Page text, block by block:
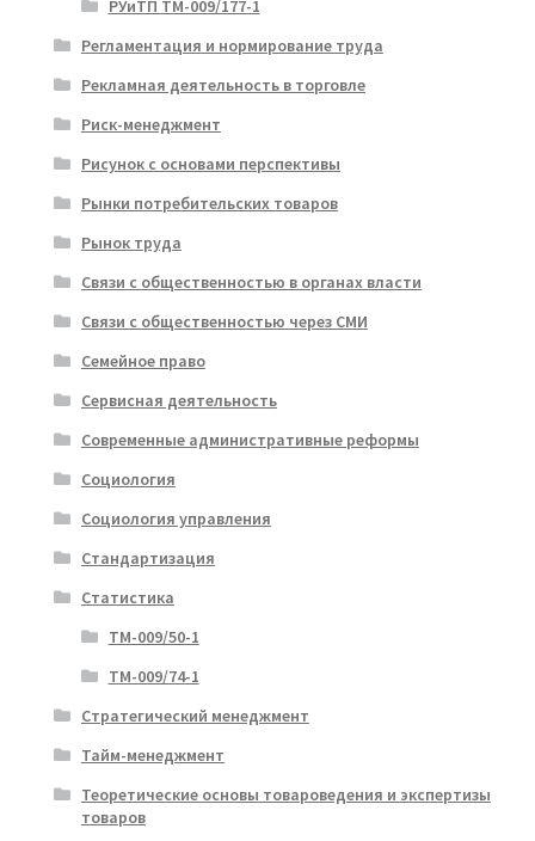
РУиТП ТМ-009/177-1
Регламентация и нормирование труда
Рекламная деятельность в торговле
Риск-менеджмент
Рисунок с основами перспективы
Рынки потребительских товаров
Рынок труда
Связи с общественностью в органах власти
Связи с общественностью через СМИ
Семейное право
Сервисная деятельность
Современные административные реформы
Социология
Социология управления
Стандартизация
Статистика
ТМ-009/50-1
ТМ-009/74-1
Стратегический менеджмент
Тайм-менеджмент
Теоретические основы товароведения и экспертизы
товаров